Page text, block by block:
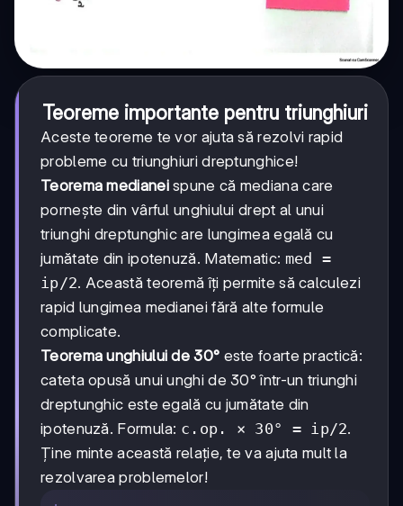
Teoreme importante pentru triunghiuri
Aceste teoreme te vor ajuta să rezolvi rapid
probleme cu triunghiuri dreptunghice!
Teorema medianeispune că mediana care
pornește din vârful unghiului drept al unui
triunghi dreptunghic are lungimea egală cu
jumătate din ipotenuză. Matematic: med =
ip/2. Această teoremă îți permite să calculezi
rapid lungimea medianei fără alte formule
complicate.
Teorema unghiului de 30° este foarte practică:
cateta opusă unui unghi de 30° într-un triunghi
dreptunghic este egală cu jumătate din
ipotenuză. Formula: c.op. × 30° = ip/2.
Ține minte această relație, te va ajuta mult la
rezolvarea problemelor!